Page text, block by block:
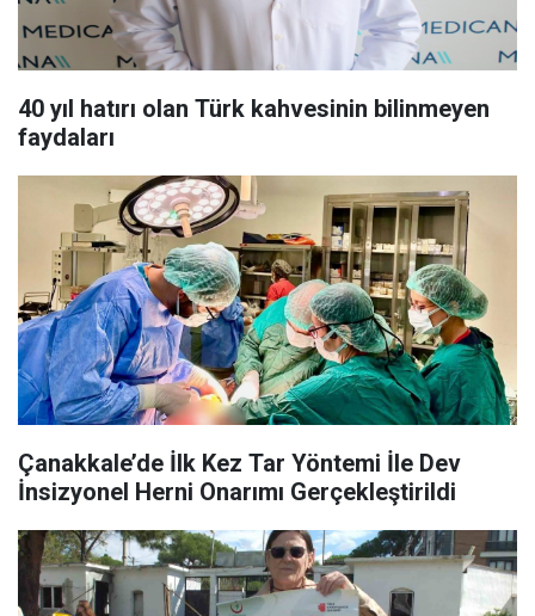
40 yıl hatırı olan Türk kahvesinin bilinmeyen
faydaları
Çanakkale’de İlk Kez Tar Yöntemi İle Dev
İnsizyonel Herni Onarımı Gerçekleştirildi